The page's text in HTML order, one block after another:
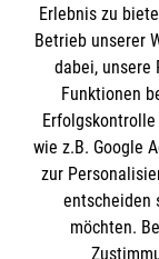
Impressum
Datenschutz
Kontakt
Die
Malteser in
Erlebnis zu
Betrieb unserer
dabei, unsere
Funktionen
wie z.B. Google
zur
entscheiden
möchten.